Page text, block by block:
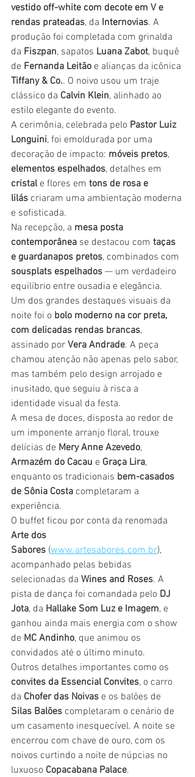
vestido off-white com decote em V e
rendas prateadas, da Internovias. A
produção foi completada com grinalda
da Fiszpan, sapatos Luana Zabot, buquê
de Fernanda Leitão e alianças da icônica
Tiffany & Co.. O noivo usou um traje
clássico da Calvin Klein, alinhado ao
estilo elegante do evento.
A cerimônia, celebrada pelo Pastor Luiz
Longuini, foi emoldurada por uma
decoração de impacto: móveis pretos,
elementos espelhados, detalhes em
cristal e flores em tons de rosa e
lilás criaram uma ambientação moderna
e sofisticada.
Na recepção, a mesa posta
contemporânea se destacou com taças
e guardanapos pretos, combinados com
sousplats espelhados — um verdadeiro
equilíbrio entre ousadia e elegância.
Um dos grandes destaques visuais da
noite foi o bolo moderno na cor preta,
com delicadas rendas brancas,
assinado por Vera Andrade. A peça
chamou atenção não apenas pelo sabor,
mas também pelo design arrojado e
inusitado, que seguiu à risca a
identidade visual da festa.
A mesa de doces, disposta ao redor de
um imponente arranjo floral, trouxe
delícias de Mery Anne Azevedo,
Armazém do Cacau e Graça Lira,
enquanto os tradicionais bem-casados
de Sônia Costa completaram a
experiência.
O buffet ficou por conta da renomada
Arte dos
Sabores (www.artesabores.com.br),
acompanhado pelas bebidas
selecionadas da Wines and Roses. A
pista de dança foi comandada pelo DJ
Jota, da Hallake Som Luz e Imagem, e
ganhou ainda mais energia com o show
de MC Andinho, que animou os
convidados até o último minuto.
Outros detalhes importantes como os
convites da Essencial Convites, o carro
da Chofer das Noivas e os balões de
Silas Balões completaram o cenário de
um casamento inesquecível. A noite se
encerrou com chave de ouro, com os
noivos curtindo a noite de núpcias no
luxuoso Copacabana Palace.